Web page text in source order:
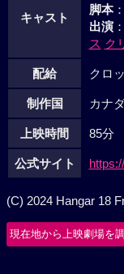
キャスト
脚本：
出演：
ス ク
配給 クロ
制作国 カナ
上映時間 85分
公式サイト
(C) 2024 Hangar 18
現在地から上映劇場を